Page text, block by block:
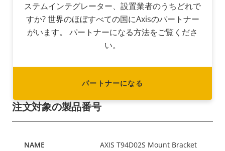
ステムインテグレーター、設置業者のうちどれで
すか? 世界のほぼすべての国にAxisのパートナー
がいます。 パートナーになる方法をご覧くださ
い。
パートナーになる
注文対象の製品番号
AXIS T94D02S Mount Bracket